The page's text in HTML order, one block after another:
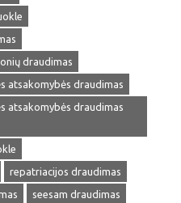
draudimas
atsakomybės draudimas
atsakomybės draudimas
repatriacijos draudimas
seesam draudimas